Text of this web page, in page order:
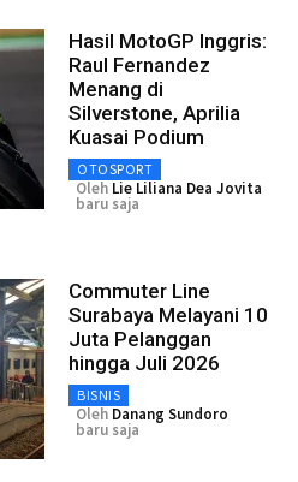
Hasil MotoGP Inggris:
Raul Fernandez
Menang di
Silverstone, Aprilia
Kuasai Podium
OTOSPORT
Oleh Lie Liliana Dea Jovita
baru saja
Commuter Line
Surabaya Melayani 10
Juta Pelanggan
hingga Juli 2026
BISNIS
Oleh Danang Sundoro
baru saja